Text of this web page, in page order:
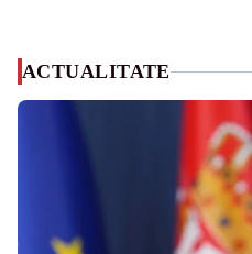
ACTUALITATE